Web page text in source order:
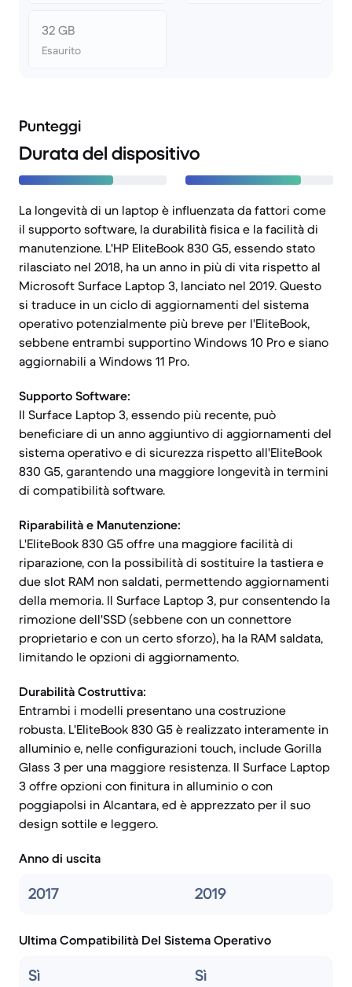
32 GB
Esaurito
Punteggi
Durata del dispositivo
La longevità di un laptop è influenzata da fattori come
il supporto software, la durabilità fisica e la facilità di
manutenzione. L'HP EliteBook 830 G5, essendo stato
rilasciato nel 2018, ha un anno in più di vita rispetto al
Microsoft Surface Laptop 3, lanciato nel 2019. Questo
si traduce in un ciclo di aggiornamenti del sistema
operativo potenzialmente più breve per l'EliteBook,
sebbene entrambi supportino Windows 10 Pro e siano
aggiornabili a Windows 11 Pro.
Supporto Software:
Il Surface Laptop 3, essendo più recente, può
beneficiare di un anno aggiuntivo di aggiornamenti del
sistema operativo e di sicurezza rispetto all'EliteBook
830 G5, garantendo una maggiore longevità in termini
di compatibilità software.
Riparabilità e Manutenzione:
L'EliteBook 830 G5 offre una maggiore facilità di
riparazione, con la possibilità di sostituire la tastiera e
due slot RAM non saldati, permettendo aggiornamenti
della memoria. Il Surface Laptop 3, pur consentendo la
rimozione dell'SSD (sebbene con un connettore
proprietario e con un certo sforzo), ha la RAM saldata,
limitando le opzioni di aggiornamento.
Durabilità Costruttiva:
Entrambi i modelli presentano una costruzione
robusta. L'EliteBook 830 G5 è realizzato interamente in
alluminio e, nelle configurazioni touch, include Gorilla
Glass 3 per una maggiore resistenza. Il Surface Laptop
3 offre opzioni con finitura in alluminio o con
poggiapolsi in Alcantara, ed è apprezzato per il suo
design sottile e leggero.
Anno di uscita
2017 2019
Ultima Compatibilità Del Sistema Operativo
Sì Sì